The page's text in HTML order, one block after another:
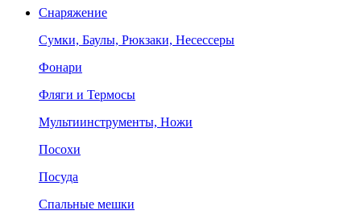
Снаряжение
Сумки, Баулы, Рюкзаки, Несессеры
Фонари
Фляги и Термосы
Мультиинструменты, Ножи
Посохи
Посуда
Спальные мешки